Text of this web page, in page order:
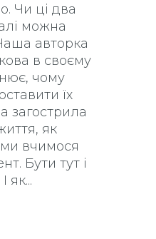
Чи ці два
можна
авторка
в своєму
чому
їх
загострила
як
вчимося
Бути тут і
як